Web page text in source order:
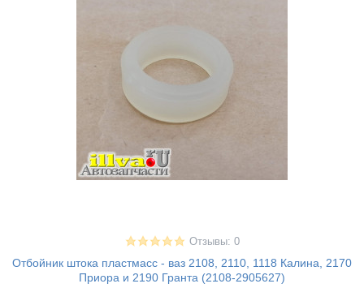
Отзывы: 0
Отбойник штока пластмасс - ваз 2108, 2110, 1118 Калина, 2170
Приора и 2190 Гранта (2108-2905627)